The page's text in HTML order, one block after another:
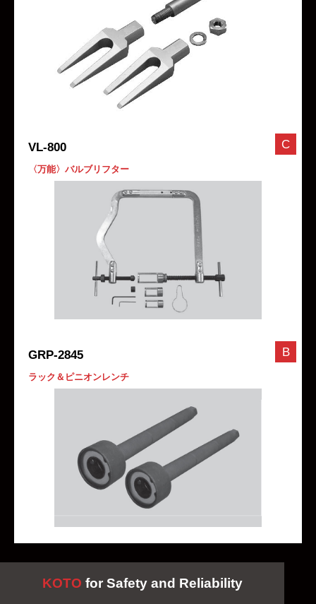
VL-800
〈万能〉バルブリフター
C
GRP-2845
ラック＆ピニオンレンチ
B
KOTO for Safety and Reliability